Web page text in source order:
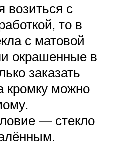
возиться с
то в
с матовой
окрашенные в
заказать
кромку можно
— стекло